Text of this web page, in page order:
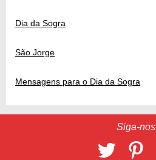
Dia da Sogra
São Jorge
Mensagens para o Dia da Sogra
Siga-nos